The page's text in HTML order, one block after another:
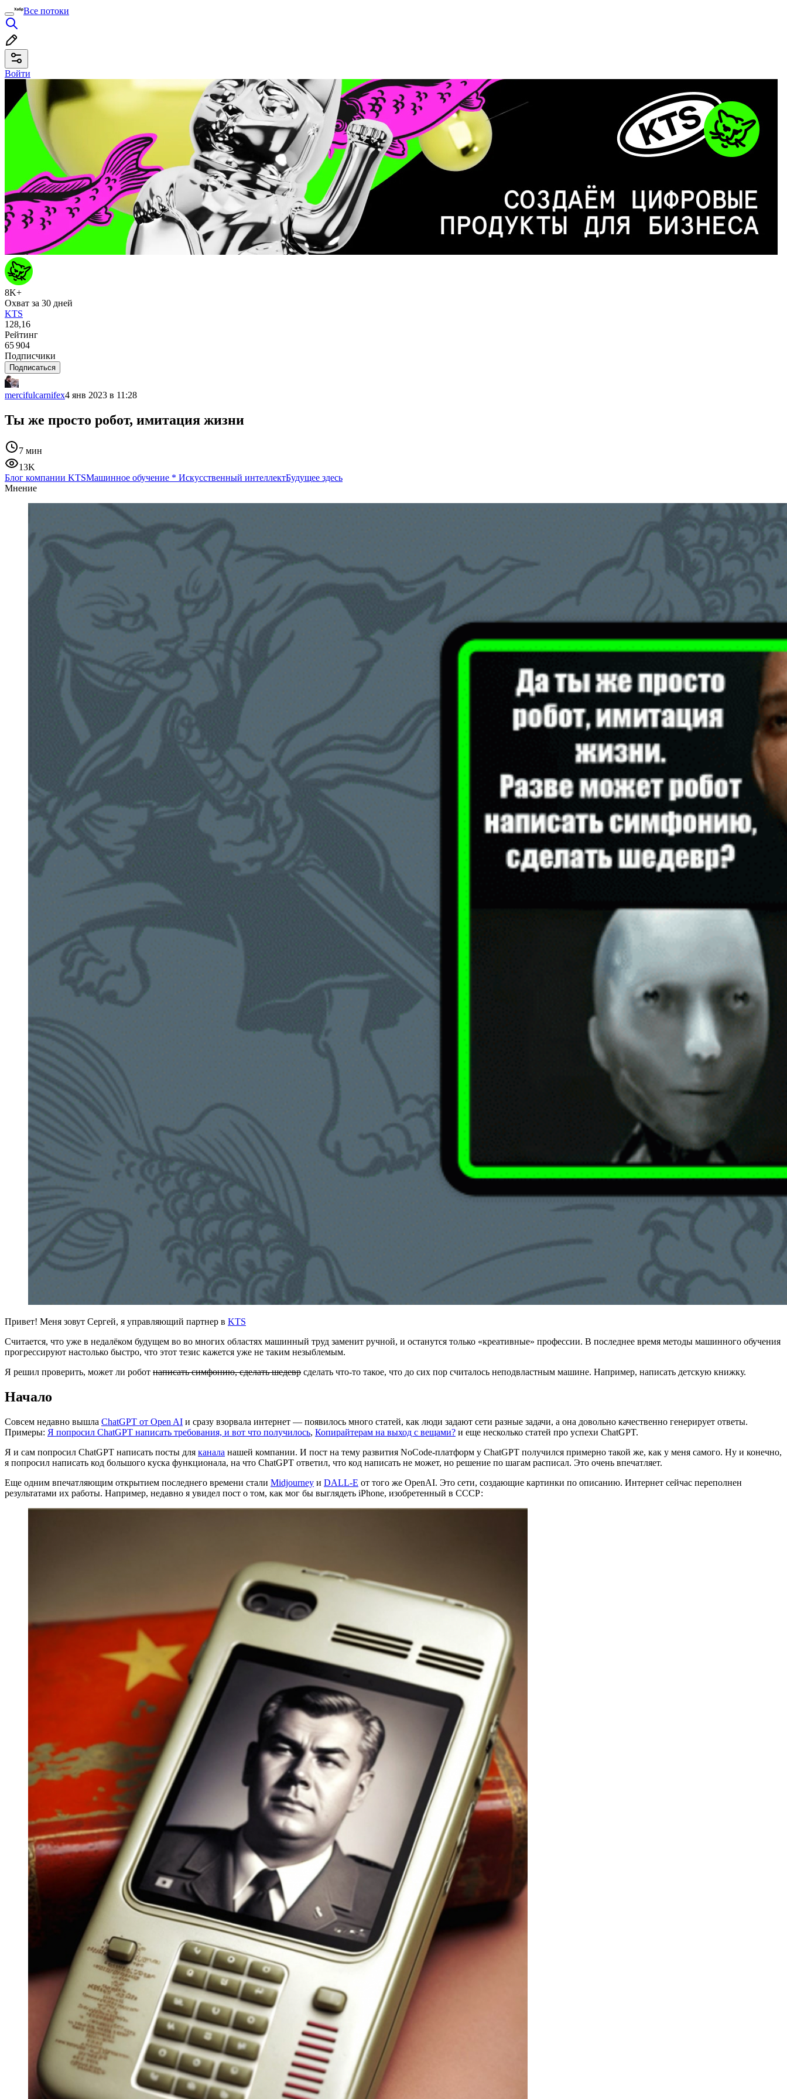
Все потоки
Войти
8K+
Охват за 30 дней
KTS
128,16
Рейтинг
65 904
Подписчики
Подписаться
mercifulcarnifex4 янв 2023 в 11:28
Ты же просто робот, имитация жизни
7 мин
13K
Блог компании KTSМашинное обучение * Искусственный интеллектБудущее здесь
Мнение
Привет! Меня зовут Сергей, я управляющий партнер в KTS
Считается, что уже в недалёком будущем во во многих областях машинный труд заменит ручной, и останутся только «креативные» профессии. В последнее время методы машинного обучения
прогрессируют настолько быстро, что этот тезис кажется уже не таким незыблемым.
Я решил проверить, может ли робот написать симфонию, сделать шедевр сделать что-то такое, что до сих пор считалось неподвластным машине. Например, написать детскую книжку.
Начало
Совсем недавно вышла ChatGPT от Open AI и сразу взорвала интернет — появилось много статей, как люди задают сети разные задачи, а она довольно качественно генерирует ответы.
Примеры: Я попросил ChatGPT написать требования, и вот что получилось, Копирайтерам на выход с вещами? и еще несколько статей про успехи ChatGPT.
Я и сам попросил ChatGPT написать посты для канала нашей компании. И пост на тему развития NoCode-платформ у ChatGPT получился примерно такой же, как у меня самого. Ну и конечно,
я попросил написать код большого куска функционала, на что ChatGPT ответил, что код написать не может, но решение по шагам расписал. Это очень впечатляет.
Еще одним впечатляющим открытием последнего времени стали Midjourney и DALL-E от того же OpenAI. Это сети, создающие картинки по описанию. Интернет сейчас переполнен
результатами их работы. Например, недавно я увидел пост о том, как мог бы выглядеть iPhone, изобретенный в СССР: